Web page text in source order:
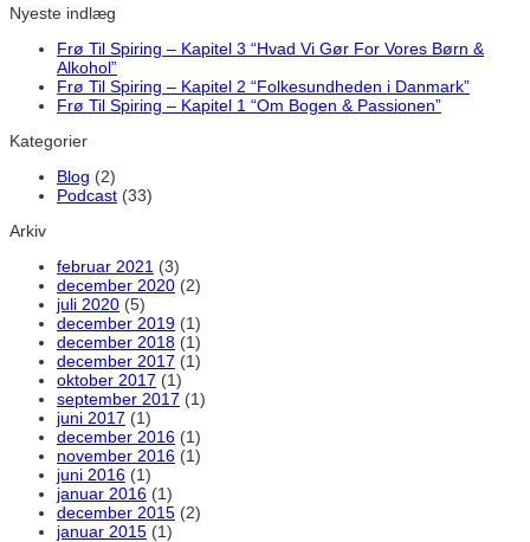
Nyeste indlæg
Frø Til Spiring – Kapitel 3 “Hvad Vi Gør For Vores Børn &
Alkohol”
Frø Til Spiring – Kapitel 2 “Folkesundheden i Danmark”
Frø Til Spiring – Kapitel 1 “Om Bogen & Passionen”
Kategorier
Blog (2)
Podcast (33)
Arkiv
februar 2021 (3)
december 2020 (2)
juli 2020 (5)
december 2019 (1)
december 2018 (1)
december 2017 (1)
oktober 2017 (1)
september 2017 (1)
juni 2017 (1)
december 2016 (1)
november 2016 (1)
juni 2016 (1)
januar 2016 (1)
december 2015 (2)
januar 2015 (1)